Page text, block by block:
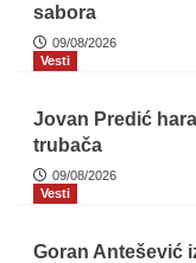
sabora
09/08/2026
Vesti
Jovan Predić
trubača
09/08/2026
Vesti
Goran Antešević